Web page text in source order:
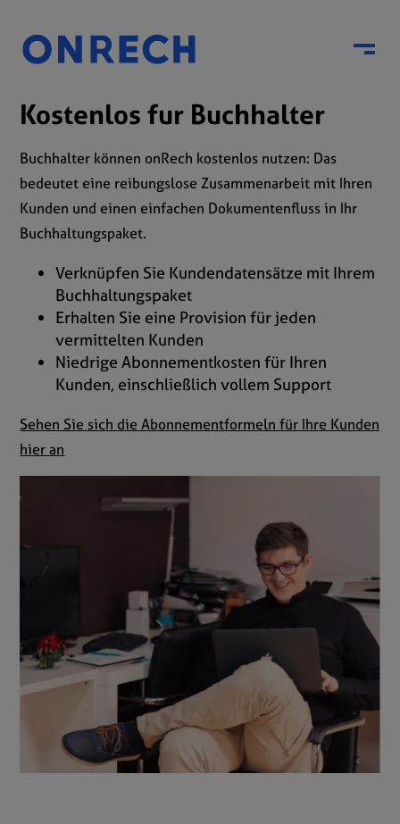
Menu
Kostenlos fur Buchhalter
Buchhalter können onRech kostenlos nutzen: Das
bedeutet eine reibungslose Zusammenarbeit mit Ihren
Kunden und einen einfachen Dokumentenfluss in Ihr
Buchhaltungspaket.
Verknüpfen Sie Kundendatensätze mit Ihrem
Buchhaltungspaket
Erhalten Sie eine Provision für jeden
vermittelten Kunden
Niedrige Abonnementkosten für Ihren
Kunden, einschließlich vollem Support
Sehen Sie sich die Abonnementformeln für Ihre Kunden
hier an